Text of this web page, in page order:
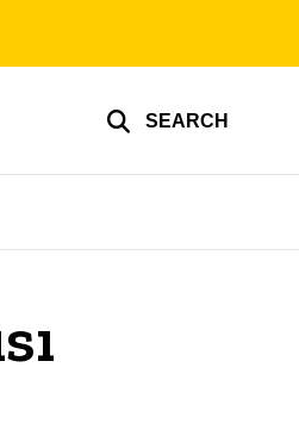
SEARCH